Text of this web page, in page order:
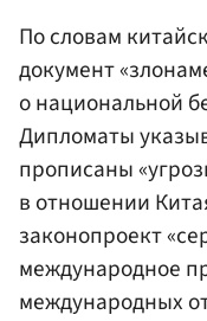
По словам
документ
о национальной
Дипломаты
прописаны
в отношении
законопроект
международное
международных